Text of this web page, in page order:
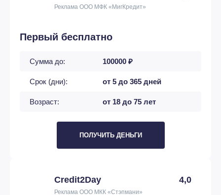
Реклама ООО МФК «МигКредит»
Первый бесплатно
Сумма до: 100000 ₽
Срок (дни): от 5 до 365 дней
Возраст: от 18 до 75 лет
ПОЛУЧИТЬ ДЕНЬГИ
Credit2Day 4,0
Реклама ООО МКК «Стэпмани»